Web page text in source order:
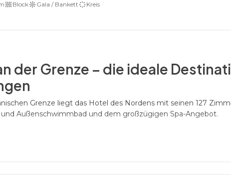
Block Gala / Bankett Kreis
der Grenze – die ideale
Grenze liegt das Hotel des Nordens mit seinen 127
Außenschwimmbad und dem großzügigen Spa-Angebot.
private Events – professionell
Veranstaltungsteam